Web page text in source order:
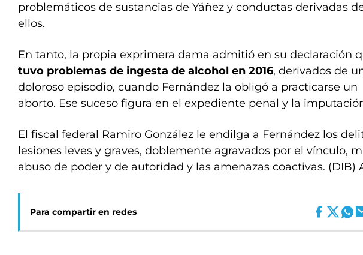
problemáticos de sustancias de Yáñez y conductas derivadas
ellos.
En tanto, la propia exprimera dama admitió en su declaración
tuvo problemas de ingesta de alcohol en 2016, derivados de
doloroso episodio, cuando Fernández la obligó a practicarse un
aborto. Ese suceso figura en el expediente penal y la
El fiscal federal Ramiro González le endilga a Fernández los
lesiones leves y graves, doblemente agravados por el vínculo,
abuso de poder y de autoridad y las amenazas coactivas. (DIB)
Para compartir en redes